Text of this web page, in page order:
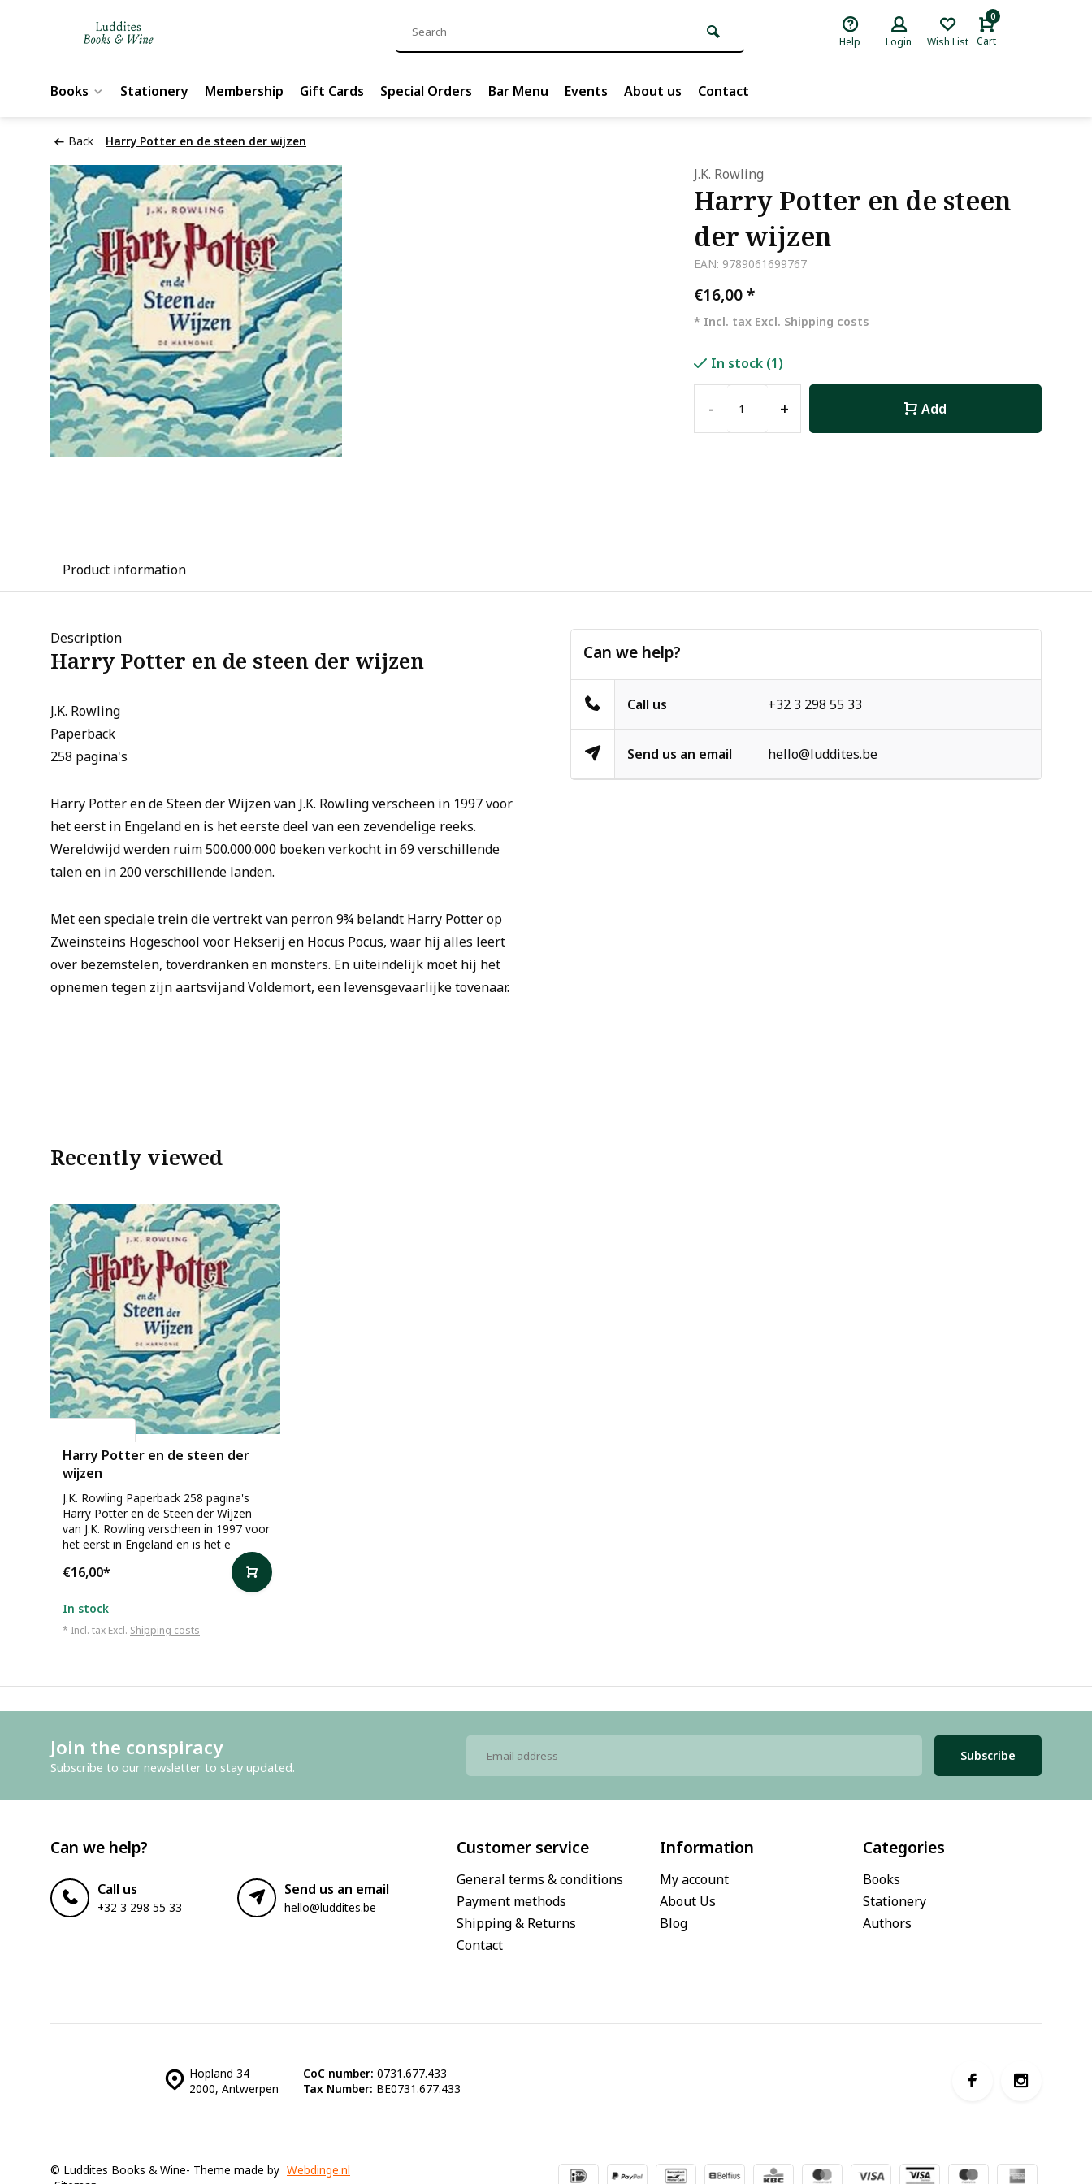
Help Login Wish List
0
Cart
Books Stationery Membership Gift Cards Special Orders Bar Menu Events About us Contact
Back Harry Potter en de steen der wijzen
J.K. Rowling
Harry Potter en de steen
der wijzen
EAN: 9789061699767
€16,00*
* Incl. tax Excl. Shipping costs
In stock (1)
- + Add
Product information
Description
Harry Potter en de steen der wijzen
J.K. Rowling
Paperback
258 pagina's
Harry Potter en de Steen der Wijzen van J.K. Rowling verscheen in 1997 voor
het eerst in Engeland en is het eerste deel van een zevendelige reeks.
Wereldwijd werden ruim 500.000.000 boeken verkocht in 69 verschillende
talen en in 200 verschillende landen.
Met een speciale trein die vertrekt van perron 9¾ belandt Harry Potter op
Zweinsteins Hogeschool voor Hekserij en Hocus Pocus, waar hij alles leert
over bezemstelen, toverdranken en monsters. En uiteindelijk moet hij het
opnemen tegen zijn aartsvijand Voldemort, een levensgevaarlijke tovenaar.
Can we help?
Call us +32 3 298 55 33
Send us an email hello@luddites.be
Recently viewed
Harry Potter en de steen der
wijzen
J.K. Rowling Paperback 258 pagina's
Harry Potter en de Steen der Wijzen
van J.K. Rowling verscheen in 1997 voor
het eerst in Engeland en is het e
€16,00*
In stock
* Incl. tax Excl. Shipping costs
Join the conspiracy
Subscribe to our newsletter to stay updated.
Subscribe
Can we help?
Call us
+32 3 298 55 33
Send us an email
hello@luddites.be
Customer service
General terms & conditions
Payment methods
Shipping & Returns
Contact
Information
My account
About Us
Blog
Categories
Books
Stationery
Authors
Hopland 34
2000, Antwerpen
CoC number: 0731.677.433
Tax Number: BE0731.677.433
© Luddites Books & Wine- Theme made by Webdinge.nl